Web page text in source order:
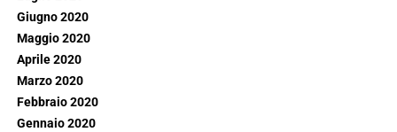
Giugno 2020
Maggio 2020
Aprile 2020
Marzo 2020
Febbraio 2020
Gennaio 2020